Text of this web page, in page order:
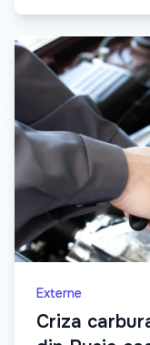
Externe
Criza